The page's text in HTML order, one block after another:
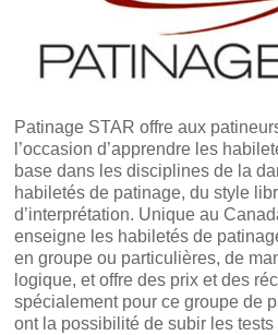
Patinage STAR offre aux
l’occasion d’apprendre les
base dans les disciplines de la
habiletés de patinage, du style
d’interprétation. Unique au Ca
enseigne les habiletés de
en groupe ou particulières, de
logique, et offre des prix et des
spécialement pour ce groupe de
ont la possibilité de subir les